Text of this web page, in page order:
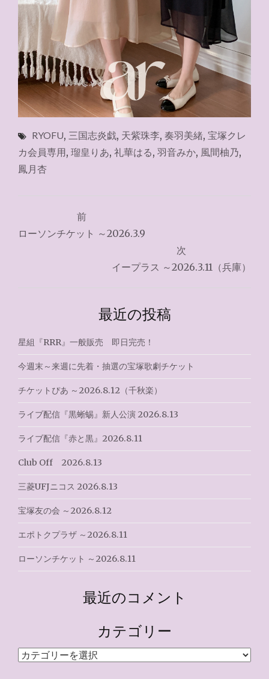
RYOFU, 三国志炎戯, 天紫珠李, 奏羽美緒, 宝塚クレ
カ会員専用, 瑠皇りあ, 礼華はる, 羽音みか, 風間柚乃,
鳳月杏
稿
シ
ョ
ン
前
ローソンチケット ～2026.3.9
次
イープラス ～2026.3.11（兵庫）
最近の投稿
星組『RRR』一般販売 即日完売！
今週末～来週に先着・抽選の宝塚歌劇チケット
チケットぴあ ～2026.8.12（千秋楽）
ライブ配信『黒蜥蜴』新人公演 2026.8.13
ライブ配信『赤と黒』2026.8.11
Club Off 2026.8.13
三菱UFJニコス 2026.8.13
宝塚友の会 ～2026.8.12
エポトクプラザ ～2026.8.11
ローソンチケット ～2026.8.11
最近のコメント
カテゴリー
カ